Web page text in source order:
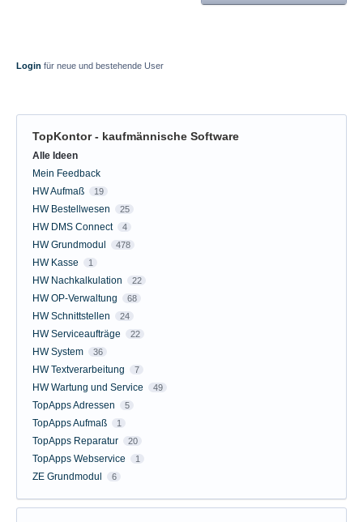
Login für neue und bestehende User
TopKontor - kaufmännische Software
Kategorien
Alle Ideen
Mein Feedback
HW Aufmaß
19
HW Bestellwesen 25
HW DMS Connect 4
HW Grundmodul 478
HW Kasse 1
HW Nachkalkulation 22
HW OP-Verwaltung 68
HW Schnittstellen 24
HW Serviceaufträge 22
HW System 36
HW Textverarbeitung 7
HW Wartung und Service 49
TopApps Adressen 5
TopApps Aufmaß 1
TopApps Reparatur 20
TopApps Webservice 1
ZE Grundmodul 6